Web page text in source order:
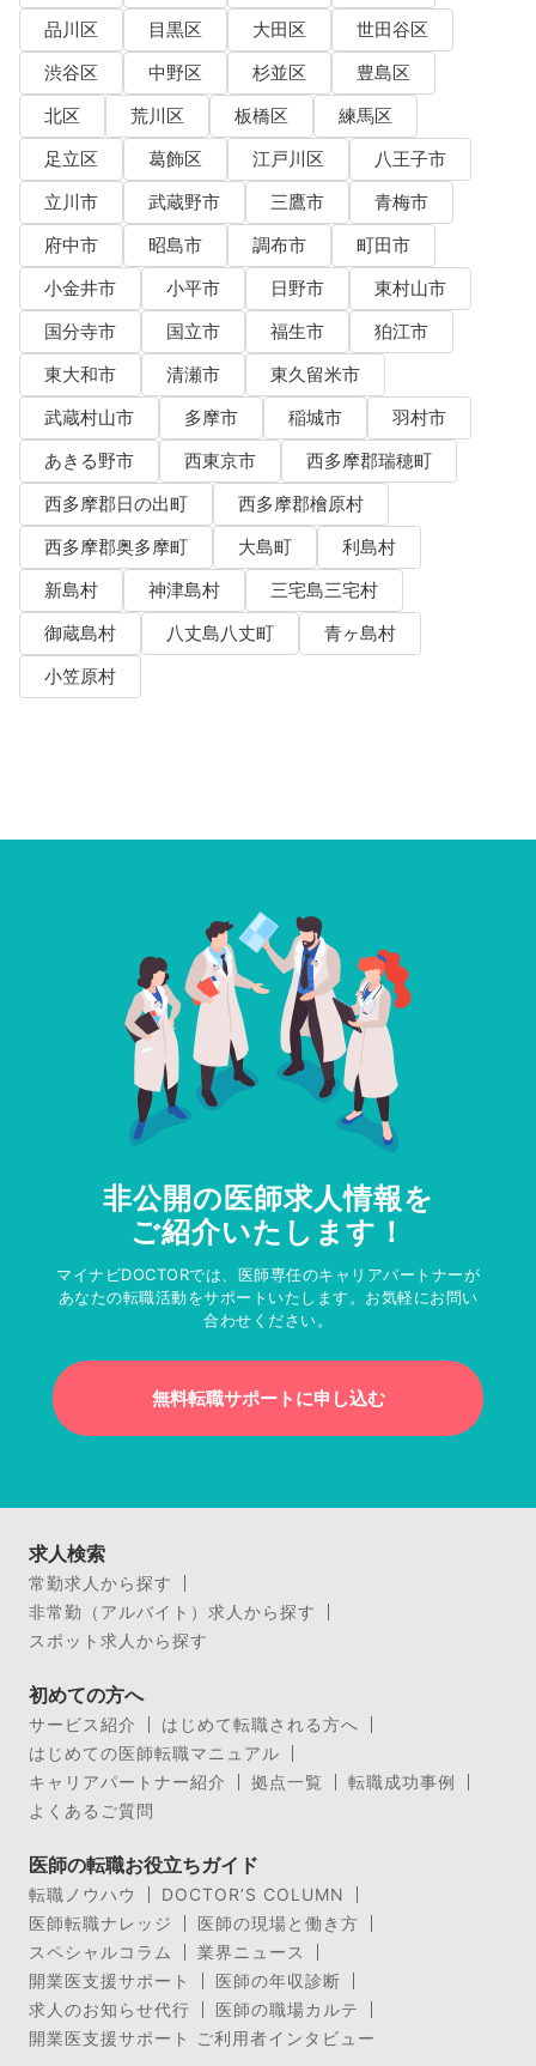
品川区
目黒区 大田区
世田谷区
渋谷区
中野区 杉並区
豊島区
北区
荒川区 板橋区
練馬区
足立区
葛飾区 江戸川区
八王子市
立川市
武蔵野市 三鷹市
青梅市
府中市
昭島市 調布市
町田市
小金井市
小平市 日野市
東村山市
国分寺市
国立市 福生市
狛江市
東大和市
清瀬市
東久留米市
武蔵村山市
多摩市 稲城市
羽村市
あきる野市
西東京市
西多摩郡瑞穂町
西多摩郡日の出町
西多摩郡檜原村
西多摩郡奥多摩町
大島町
利島村
新島村
神津島村
三宅島三宅村
御蔵島村
八丈島八丈町
青ヶ島村
小笠原村
非公開の医師求人情報を
ご紹介いたします！
マイナビDOCTORでは、医師専任のキャリアパートナーが
あなたの転職活動をサポートいたします。お気軽にお問い
合わせください。
無料転職サポートに申し込む
求人検索
常勤求人から探す
非常勤（アルバイト）求人から探す
スポット求人から探す
初めての方へ
サービス紹介
はじめて転職される方へ
はじめての医師転職マニュアル
キャリアパートナー紹介
拠点一覧
転職成功事例
よくあるご質問
医師の転職お役立ちガイド
転職ノウハウ
DOCTOR’S COLUMN
医師転職ナレッジ
医師の現場と働き方
スペシャルコラム
業界ニュース
開業医支援サポート
医師の年収診断
求人のお知らせ代行
医師の職場カルテ
開業医支援サポート ご利用者インタビュー